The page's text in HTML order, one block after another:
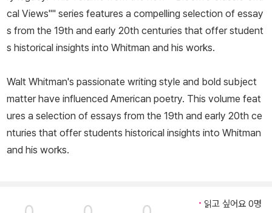
의 등 문학을 정치, 역사 등 문학 외적인 것으로 환원하는 비평들을 모
두 비판했다. 이후 『어떻게 왜 읽을 것인가』 등 대중 독자들을 위한 다
수의 책을 저술했고, 최근에는 자신의 백조의 노래라 부른 『영향의 해
구 문학 작가와 작품에 대한 비평서 모음집의 책임편집인으로 수백
권에 이르는 책을 편집했고 40권 이상의 방대한 저서를 남겼다. 그의
책은 40여 개의 언어로 번역되었다.
cal Views"" series features a compelling selection of essay
s from the 19th and early 20th centuries that offer student
s historical insights into Whitman and his works.
Walt Whitman's passionate writing style and bold subject
matter have influenced American poetry. This volume feat
ures a selection of essays from the 19th and early 20th ce
nturies that offer students historical insights into Whitman
and his works.
읽고 싶어요 0명